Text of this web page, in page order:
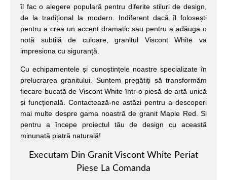
îl fac o alegere populară pentru diferite stiluri de design,
de la tradițional la modern. Indiferent dacă îl folosești
pentru a crea un accent dramatic sau pentru a adăuga o
notă subtilă de culoare, granitul Viscont White va
impresiona cu siguranță.
Cu echipamentele și cunoștințele noastre specializate în
prelucrarea granitului. Suntem pregătiți să transformăm
fiecare bucată de Viscont White într-o piesă de artă unică
și funcțională. Contactează-ne astăzi pentru a descoperi
mai multe despre gama noastră de granit Maple Red. Si
pentru a începe proiectul tău de design cu această
minunată piatră naturală!
Executam Din Granit Viscont White Periat
Piese La Comanda